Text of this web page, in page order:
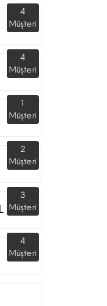
4
Müşteri
4
Müşteri
1
Müşteri
2
Müşteri
3
Müşteri
4
Müşteri